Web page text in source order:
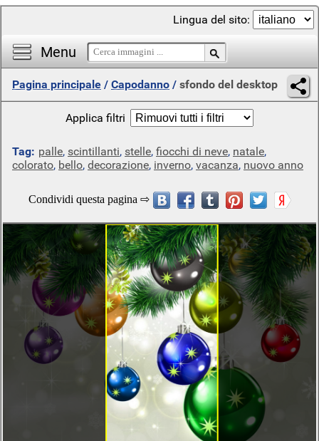
Menu
Lingua del sito:
Pagina principale / Capodanno / sfondo del desktop
Applica filtri
Tag: palle, scintillanti, stelle, fiocchi di neve, natale,
colorato, bello, decorazione, inverno, vacanza, nuovo anno